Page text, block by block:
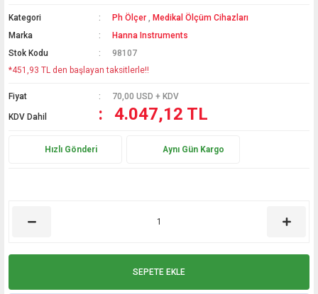
Kategori Ph Ölçer , Medikal Ölçüm Cihazları
Marka
Hanna Instruments
Stok Kodu
98107
*451,93 TL den başlayan taksitlerle!!
Fiyat 70,00 USD + KDV
KDV Dahil 4.047,12 TL
Hızlı Gönderi Aynı Gün Kargo
SEPETE EKLE